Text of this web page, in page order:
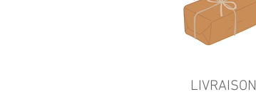
LIVRAISON